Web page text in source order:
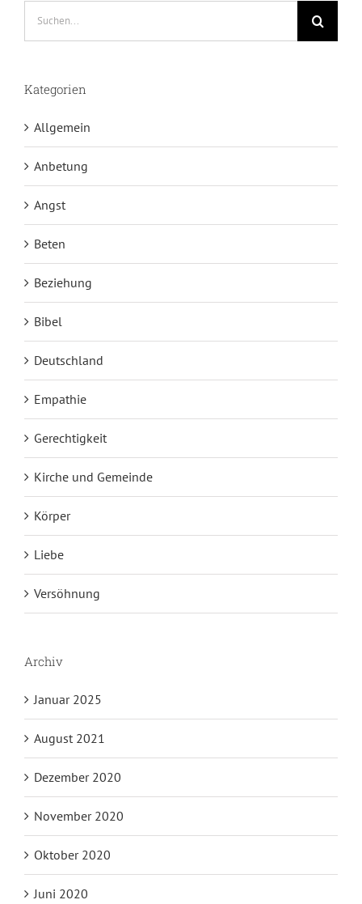
Kategorien
Allgemein
Anbetung
Angst
Beten
Beziehung
Bibel
Deutschland
Empathie
Gerechtigkeit
Kirche und Gemeinde
Körper
Liebe
Versöhnung
Archiv
Januar 2025
August 2021
Dezember 2020
November 2020
Oktober 2020
Juni 2020